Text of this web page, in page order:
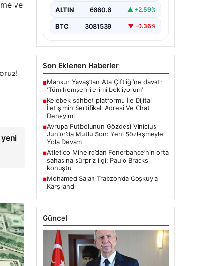
ve
güvenli bir biçimde iletişim
etmektedir. Güncel…
ALTIN 6660.6 ▲ +2.59%
BTC 3081539 ▼ -0.36%
Son Eklenen Haberler
■Mansur Yavaş’tan Ata Çiftliği’ne davet:
‘Tüm hemşehrilerimi bekliyorum’
■Kelebek sohbet platformu İle Dijital
İletişimin Sertifikalı Adresi Ve Chat
Deneyimi
■Avrupa Futbolunun Gözdesi Vinicius
Junior’da Mutlu Son: Yeni Sözleşmeyle
Yola Devam
■Atletico Mineiro’dan Fenerbahçe’nin orta
sahasına sürpriz ilgi: Paulo Bracks
konuştu
■Mohamed Salah Trabzon’da Coşkuyla
Karşılandı
Güncel